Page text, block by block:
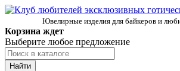
Ювелирные изделия для байкеров и
Корзина ждет
Выберите любое предложение
Найти